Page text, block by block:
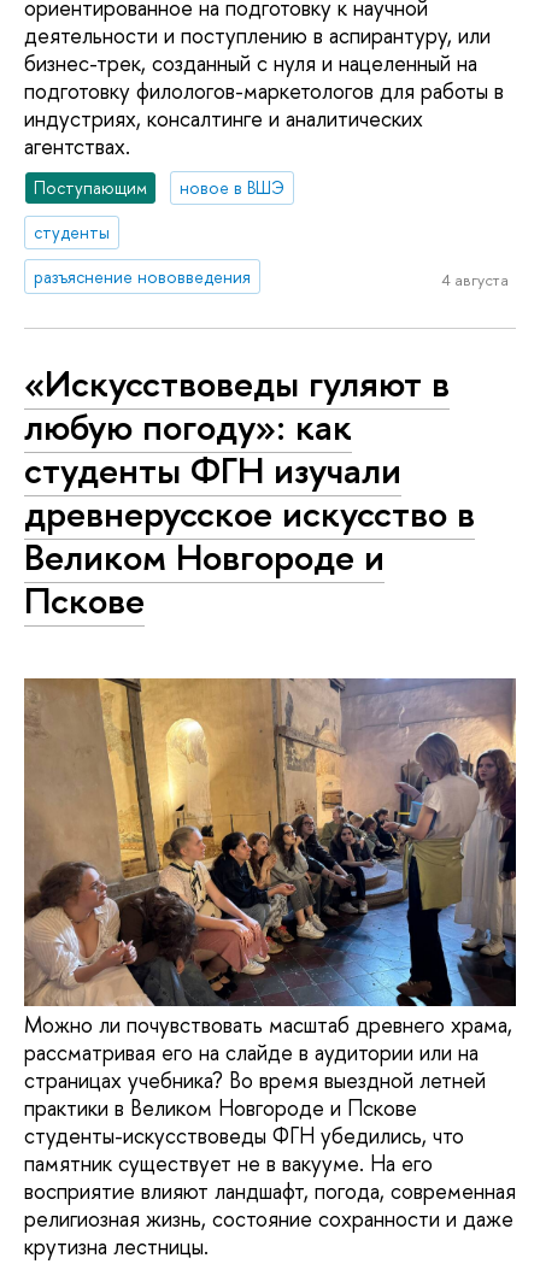
ориентированное на подготовку к научной
деятельности и поступлению в аспирантуру, или
бизнес-трек, созданный с нуля и нацеленный на
подготовку филологов-маркетологов для работы в
индустриях, консалтинге и аналитических
агентствах.
Поступающим
новое в ВШЭ
студенты
разъяснение нововведения
4 августа
«Искусствоведы гуляют в
любую погоду»: как
студенты ФГН изучали
древнерусское искусство в
Великом Новгороде и
Пскове
Можно ли почувствовать масштаб древнего храма,
рассматривая его на слайде в аудитории или на
страницах учебника? Во время выездной летней
практики в Великом Новгороде и Пскове
студенты-искусствоведы ФГН убедились, что
памятник существует не в вакууме. На его
восприятие влияют ландшафт, погода, современная
религиозная жизнь, состояние сохранности и даже
крутизна лестницы.